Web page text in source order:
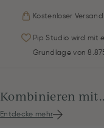
Kostenloser
Pip Studio wird mit
Grundlage von
Kombinieren
Entdecke mehr